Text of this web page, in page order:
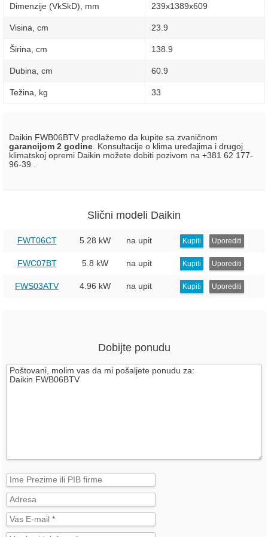
Dimenzije (VkSkD), mm 239x1389x609
Visina, сm 23.9
Širina, сm 138.9
Dubina, сm 60.9
Težina, kg 33
Daikin FWB06BTV predlažemo da kupite sa zvaničnom
garancijom 2 godine . Konsultacije o klima uređajima i drugoj
klimatskoj opremi Daikin možete dobiti pozivom na +381 62 177-
96-39 .
Slični modeli Daikin
FWT06CT 5.28 kW na upit Kupiti Uporediti
FWC07BT 5.8 kW na upit Kupiti Uporediti
FWS03ATV 4.96 kW na upit Kupiti Uporediti
Dobijte ponudu